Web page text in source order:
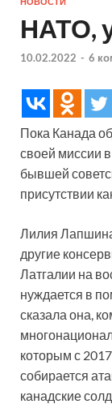
НАТО,
10.02.2022 - 6
Пока Канада
своей миссии
бывшей
присутствии
Лилия
другие
Латгалии на
нуждается в
сказала она,
которым с
собирается
канадские